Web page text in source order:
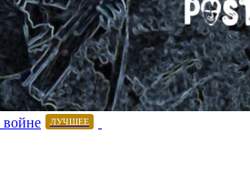
ЛУЧШЕЕ